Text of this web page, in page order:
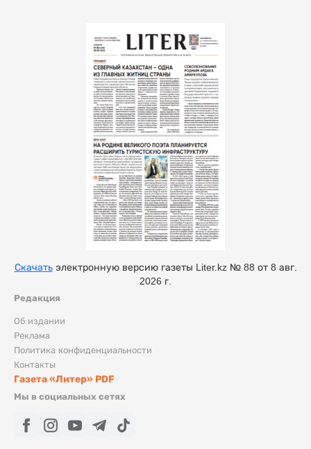
Редакция
Об издании
Реклама
Политика конфиденциальности
Контакты
Газета «Литер» PDF
Мы в социальных сетях
Скачатьэлектронную версию газеты Liter.kz № 88 от 8 авг.
2026 г.